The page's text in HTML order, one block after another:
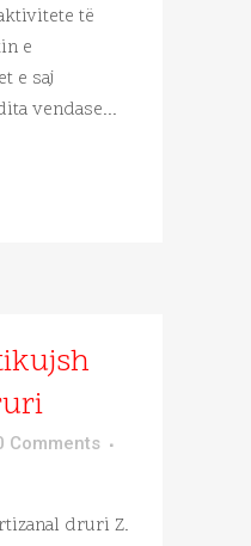
të
e
e saj
vendase...
Comments
druri Z.